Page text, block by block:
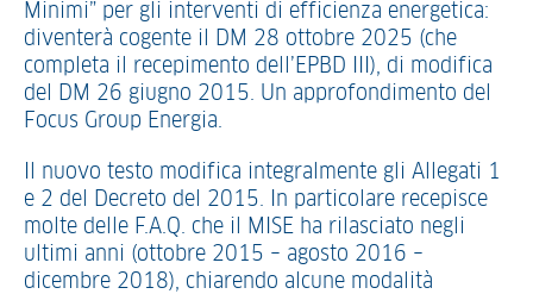
Minimi” per gli interventi di efficienza energetica:
diventerà cogente il DM 28 ottobre 2025 (che
completa il recepimento dell’EPBD III), di modifica
del DM 26 giugno 2015. Un approfondimento del
Focus Group Energia.
Il nuovo testo modifica integralmente gli Allegati 1
e 2 del Decreto del 2015. In particolare recepisce
molte delle F.A.Q. che il MISE ha rilasciato negli
ultimi anni (ottobre 2015 – agosto 2016 –
dicembre 2018), chiarendo alcune modalità